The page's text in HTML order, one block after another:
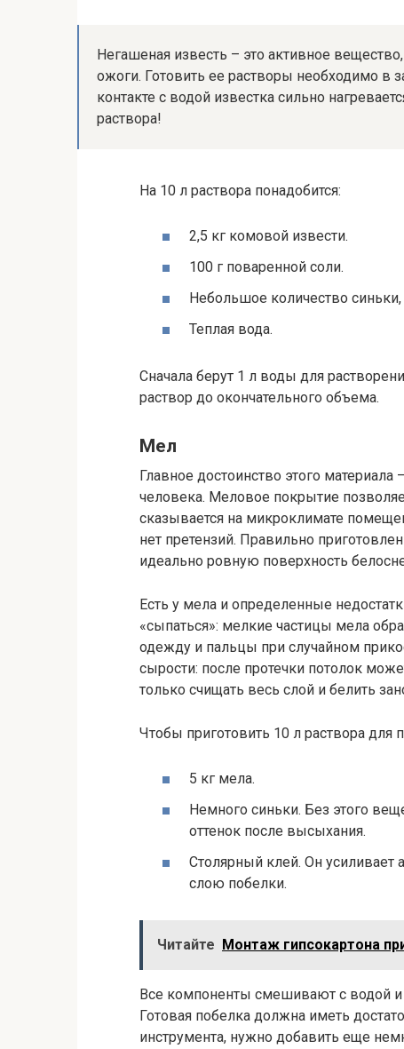
Негашеная известь – это активное
ожоги. Готовить ее растворы необходимо в
контакте с водой известка сильно
раствора!
На 10 л раствора понадобится:
2,5 кг комовой извести.
100 г поваренной соли.
Небольшое количество
Теплая вода.
Сначала берут 1 л воды для
раствор до окончательного объема.
Мел
Главное достоинство этого материала
человека. Меловое покрытие
сказывается на микроклимате
нет претензий. Правильно
идеально ровную поверхность
Есть у мела и определенные
«сыпаться»: мелкие частицы мела
одежду и пальцы при случайном
сырости: после протечки потолок
только счищать весь слой и белить
Чтобы приготовить 10 л раствора для
5 кг мела.
Немного синьки. Без этого
оттенок после высыхания.
Столярный клей. Он усиливает
слою побелки.
Читайте Монтаж гипсокартона
Все компоненты смешивают с водой и
Готовая побелка должна иметь
инструмента, нужно добавить еще